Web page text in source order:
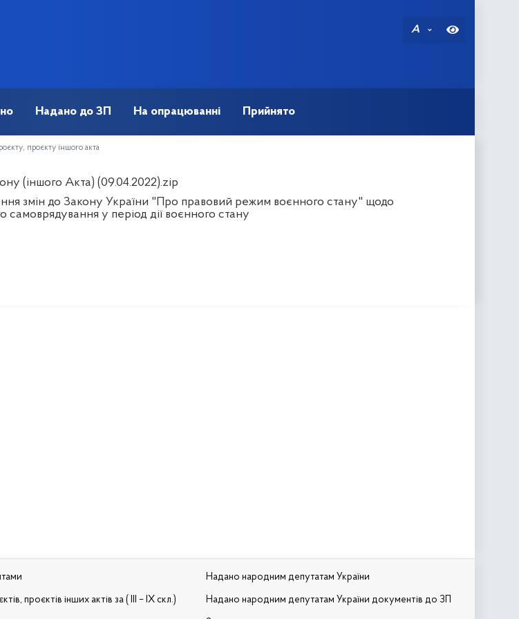
A
Надано до ЗП На опрацюванні Прийнято
проєкту іншого акта
(іншого Акта) (09.04.2022).zip
змін до Закону України "Про правовий режим воєнного стану" щодо
самоврядування у період дії воєнного стану
проєктів інших актів за ( III – IX скл.)
Надано народним депутатам України
Надано народним депутатам України документів до ЗП